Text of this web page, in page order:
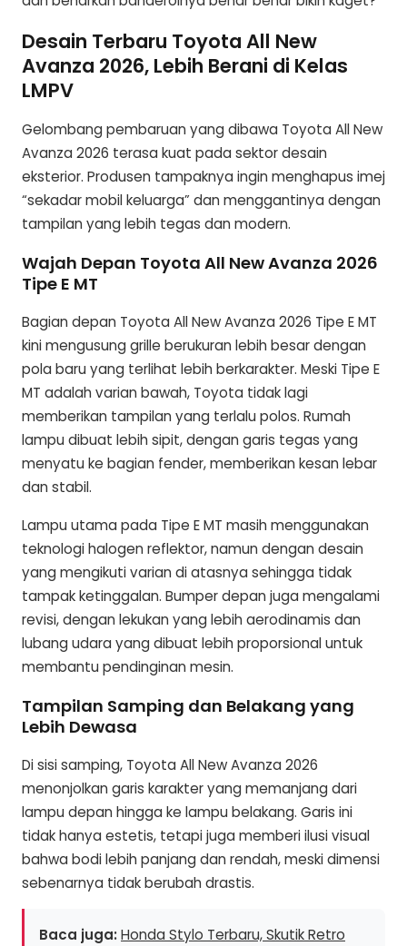
Desain Terbaru Toyota All New
Avanza 2026, Lebih Berani di Kelas
LMPV
Gelombang pembaruan yang dibawa Toyota All New
Avanza 2026 terasa kuat pada sektor desain
eksterior. Produsen tampaknya ingin menghapus imej
“sekadar mobil keluarga” dan menggantinya dengan
tampilan yang lebih tegas dan modern.
Wajah Depan Toyota All New Avanza 2026
Tipe E MT
Bagian depan Toyota All New Avanza 2026 Tipe E MT
kini mengusung grille berukuran lebih besar dengan
pola baru yang terlihat lebih berkarakter. Meski Tipe E
MT adalah varian bawah, Toyota tidak lagi
memberikan tampilan yang terlalu polos. Rumah
lampu dibuat lebih sipit, dengan garis tegas yang
menyatu ke bagian fender, memberikan kesan lebar
dan stabil.
Lampu utama pada Tipe E MT masih menggunakan
teknologi halogen reflektor, namun dengan desain
yang mengikuti varian di atasnya sehingga tidak
tampak ketinggalan. Bumper depan juga mengalami
revisi, dengan lekukan yang lebih aerodinamis dan
lubang udara yang dibuat lebih proporsional untuk
membantu pendinginan mesin.
Tampilan Samping dan Belakang yang
Lebih Dewasa
Di sisi samping, Toyota All New Avanza 2026
menonjolkan garis karakter yang memanjang dari
lampu depan hingga ke lampu belakang. Garis ini
tidak hanya estetis, tetapi juga memberi ilusi visual
bahwa bodi lebih panjang dan rendah, meski dimensi
sebenarnya tidak berubah drastis.
Baca juga:Honda Stylo Terbaru, Skutik Retro